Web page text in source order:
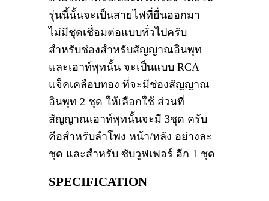
รุ่นนี้นั้นจะเป็นสายไฟที่ยื่นออกมา
ไม่มีชุดเชื่อมต่อแบบทั่วไปครับ
สำหรับช่องสำหรับสัญญาณอินพุท
และเอาท์พุทนั้น จะเป็นแบบ RCA
แจ็คเคลือบทอง ที่จะมีช่องสัญญาณ
อินพุท 2 ชุด ให้เลือกใช้ ส่วนที่
สัญญาณเอาท์พุทนั้นจะมี 3ชุด ครับ
คือสำหรับลำโพง หน้า/หลัง อย่างละ
ชุด และสำหรับ ซับวูฟเฟอร์ อีก 1 ชุด
SPECIFICATION